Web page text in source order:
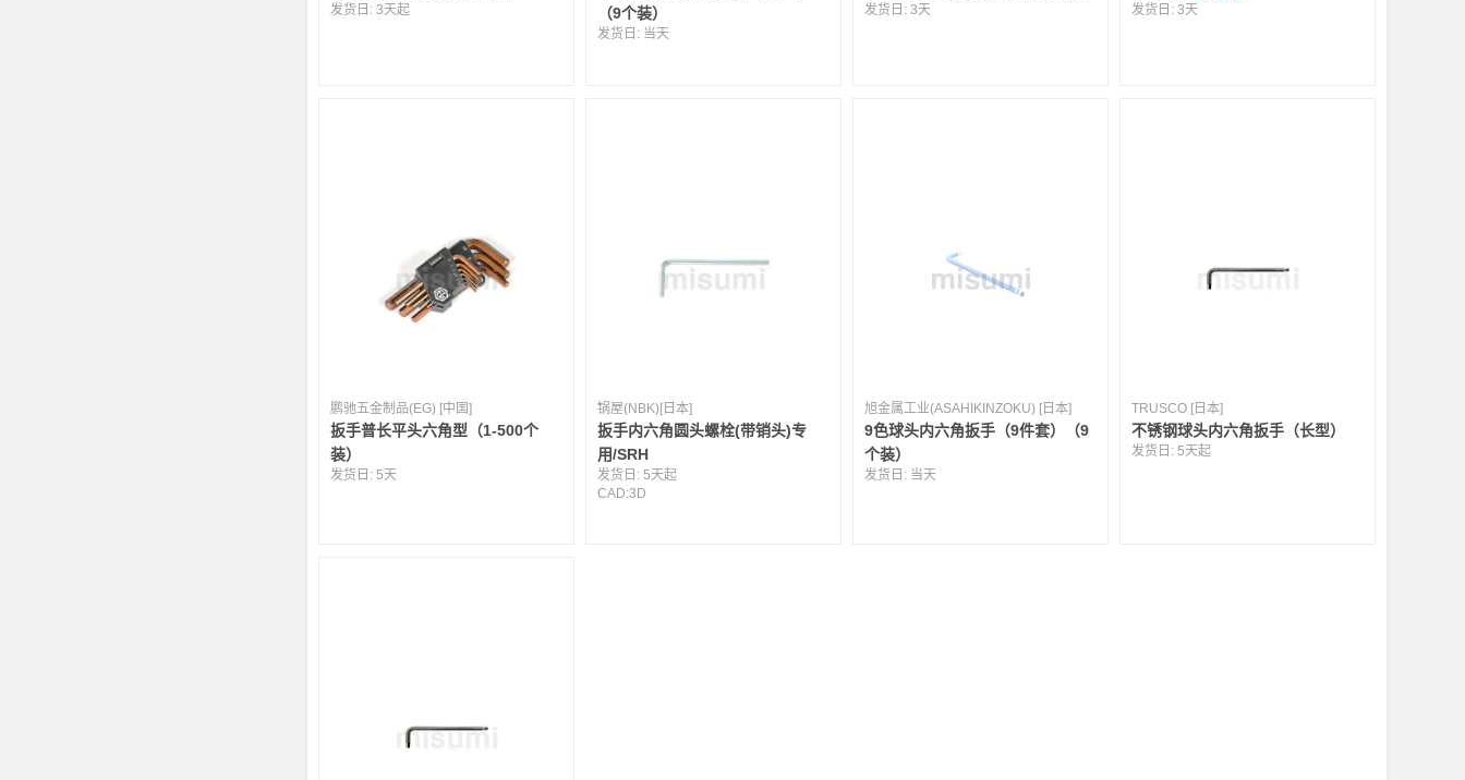
发货日:3天起
（9个装）
发货日: 当天
发货日:3天 发货日:3天
鹏驰五金制品(EG) [中国]
扳手普长平头六角型（1-500个
装）
发货日:5天
锅屋(NBK)[日本]
扳手内六角圆头螺栓(带销头)专
用/SRH
发货日:5天起
CAD:3D
旭金属工业(ASAHIKINZOKU) [日本]
9色球头内六角扳手（9件套）（9
个装）
发货日: 当天
TRUSCO [日本]
不锈钢球头内六角扳手（长型）
发货日:5天起